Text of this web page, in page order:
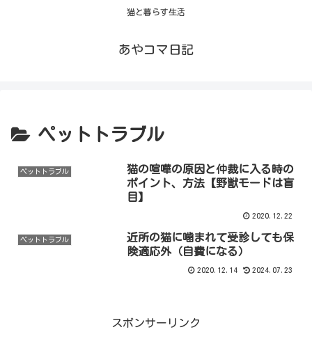
猫と暮らす生活
あやコマ日記
ペットトラブル
ペットトラブル
猫の喧嘩の原因と仲裁に入る時の
ポイント、方法【野獣モードは盲
目】
2020.12.22
ペットトラブル
近所の猫に噛まれて受診しても保
険適応外（自費になる）
2020.12.14 2024.07.23
スポンサーリンク